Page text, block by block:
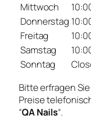
Mittwoch
Donnerstag
Freitag
Samstag
Sonntag
Bitte erfragen
Preise
“QA Nails“.